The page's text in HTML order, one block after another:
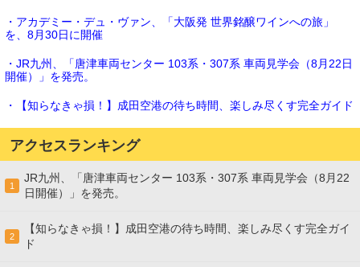
・アカデミー・デュ・ヴァン、「大阪発 世界銘醸ワインへの旅」
を、8月30日に開催
・JR九州、「唐津車両センター 103系・307系 車両見学会（8月22日
開催）」を発売。
・【知らなきゃ損！】成田空港の待ち時間、楽しみ尽くす完全ガイド
アクセスランキング
1
JR九州、「唐津車両センター 103系・307系 車両見学会（8月22
日開催）」を発売。
2
【知らなきゃ損！】成田空港の待ち時間、楽しみ尽くす完全ガイ
ド